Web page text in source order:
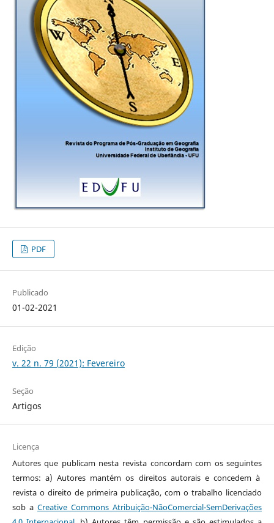
PDF
Publicado
01-02-2021
Edição
v. 22 n. 79 (2021): Fevereiro
Seção
Artigos
Licença
Autores que publicam nesta revista concordam com os seguintes
termos: a) Autores mantém os direitos autorais e concedem à
revista o direito de primeira publicação, com o trabalho licenciado
sob a Creative Commons Atribuição-NãoComercial-SemDerivações